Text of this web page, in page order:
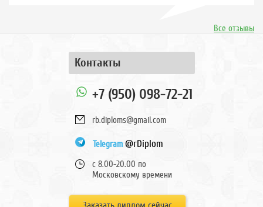
Все отзывы
Контакты
+7 (950) 098-72-21
rb.diploms@gmail.com
Telegram@rDiplom
с 8.00-20.00 по
Московскому времени